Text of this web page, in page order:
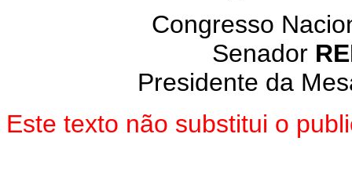
Congresso
Senador
Presidente da
Este texto não substitui o